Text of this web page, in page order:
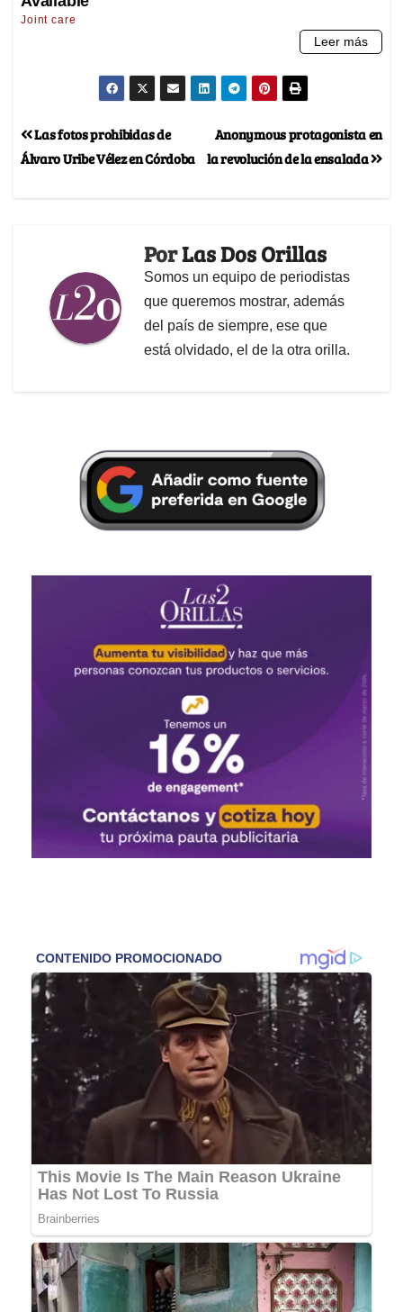
Anonymous protagonista en
la revolución de la ensalada
Las fotos prohibidas de
Álvaro Uribe Vélez en Córdoba
PorLas Dos Orillas
Somos un equipo de periodistas
que queremos mostrar, además
del país de siempre, ese que
está olvidado, el de la otra orilla.